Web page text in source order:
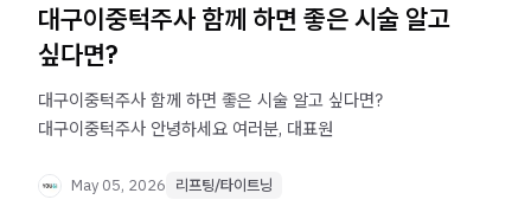
대구이중턱주사 함께 하면 좋은 시술 알고
싶다면?
대구이중턱주사 함께 하면 좋은 시술 알고 싶다면?
대구이중턱주사 안녕하세요 여러분, 대표원
May 05, 2026 리프팅/타이트닝